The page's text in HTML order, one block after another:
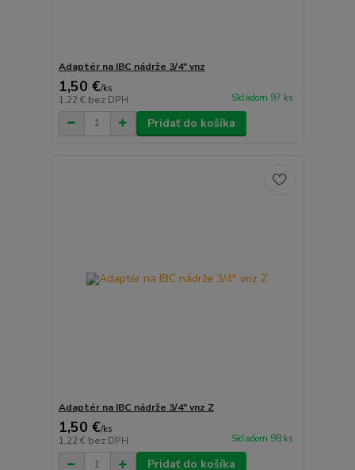
Adaptér na IBC nádrže 3/4" vnz
1,50 €/ks
1,22 € bez DPH Skladom 97 ks
Pridať do košíka
Adaptér na IBC nádrže 3/4" vnz Z
1,50 €/ks
1,22 € bez DPH Skladom 98 ks
Pridať do košíka